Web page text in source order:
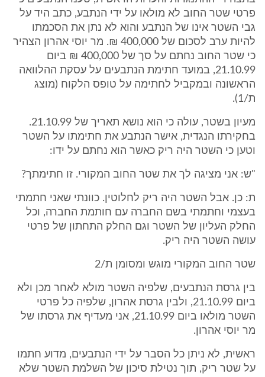
פרטי שטר החוב לא מולאו על ידי הנתבע, כתב היד על
גבי השטר אינו של הנתבע והוא לא נתן את הסכמתו
להיות ערב לסכום של 400,000 ₪. מר יוסי אהרון הצהיר
כי שטר החוב נחתם על סך של 400,000 ₪ ביום
21.10.99, במועד חתימת הנתבעים על עסקת ההלוואה
הראשונה ובמקביל לחתימה על טופס הלקוח (מוצג
ת/1).
מעיון בשטר, עולה כי הוא נושא תאריך של 21.10.99.
בחקירתו הנגדית, אישר הנתבע את חתימתו על השטר
וטען כי השטר היה ריק כאשר הוא נחתם על ידו:
"ש: אני מציגה לך את שטר החוב המקורי. זו חתימתך?
ת: כן. אבל השטר היה ריק לחלוטין. כוונתי שאני חתמתי
בעצמי וחתמתי בשם החברה עם חותמת החברה, וכל
החלק העליון של השטר וגם החלק התחתון של פרטי
עושה השטר היה ריק.
שטר החוב המקורי מוגש ומסומן ת/2
בין גרסת הנתבעים, שלפיה השטר מולא לאחר מכן ולא
ביום 21.10.99, ולבין גרסת אהרון, שלפיה כל פרטי
השטר מולאו ביום 21.10.99, אני מעדיף את גרסתו של
מר יוסי אהרון.
ראשית, לא ניתן כל הסבר על ידי הנתבעים, מדוע חתמו
על שטר ריק, תוך נטילת סיכון של השלמת השטר שלא